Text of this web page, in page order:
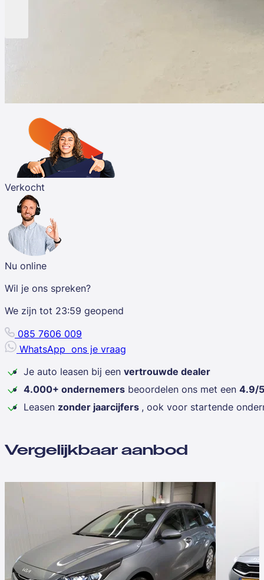
Verkocht
Nu online
Wil je ons spreken?
We zijn tot 23:59 geopend
085 7606 009
WhatsApp ons je vraag
Je auto leasen bij een vertrouwde dealer
4.000+ ondernemers beoordelen ons met een 4.9/5
Leasen zonder jaarcijfers , ook voor startende
Vergelijkbaar aanbod